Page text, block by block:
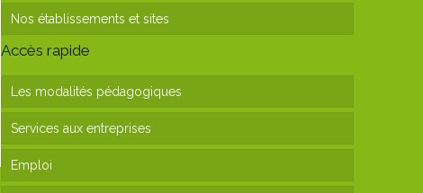
Nos établissements et sites
Accès rapide
Les modalités pédagogiques
Services aux entreprises
Emploi